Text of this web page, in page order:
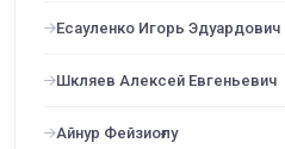
Есауленко Игорь Эдуардович
Шкляев Алексей Евгеньевич
Айнур Фейзиоғлу